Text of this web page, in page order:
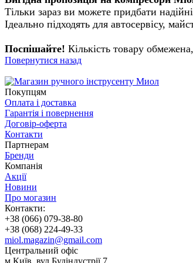
Тільки зараз ви можете придбати
Ідеально підходять для автосервісу,
Поспішайте! Кількість товару
Повернутися назад
Покупцям
Оплата і доставка
Гарантія і повернення
Договір-оферта
Контакти
Партнерам
Бренди
Компанія
Акції
Новини
Про могазин
Контакти:
+38 (066) 079-38-80
+38 (068) 224-49-33
miol.magazin@gmail.com
Центральний офіс
м.Київ, вул.Будіндустрії 7